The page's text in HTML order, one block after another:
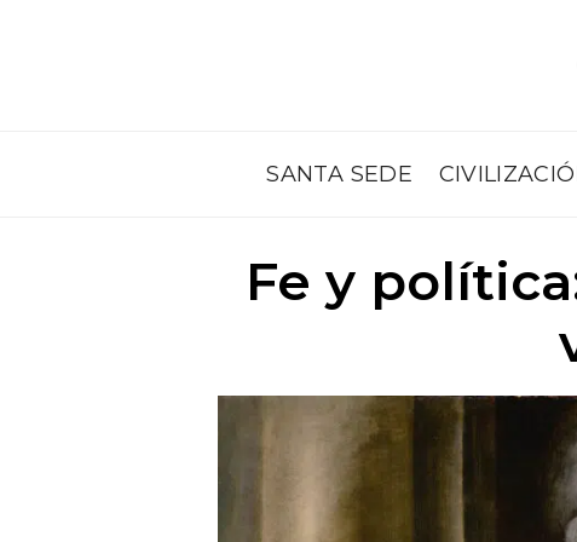
SANTA SEDE
Fe y